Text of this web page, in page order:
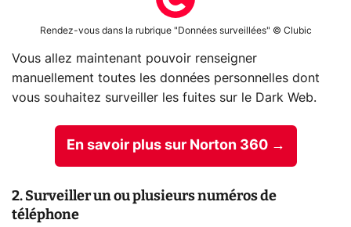
Rendez-vous dans la rubrique "Données surveillées" © Clubic
Vous allez maintenant pouvoir renseigner
manuellement toutes les données personnelles dont
vous souhaitez surveiller les fuites sur le Dark Web.
En savoir plus sur Norton 360 →
2. Surveiller un ou plusieurs numéros de
téléphone